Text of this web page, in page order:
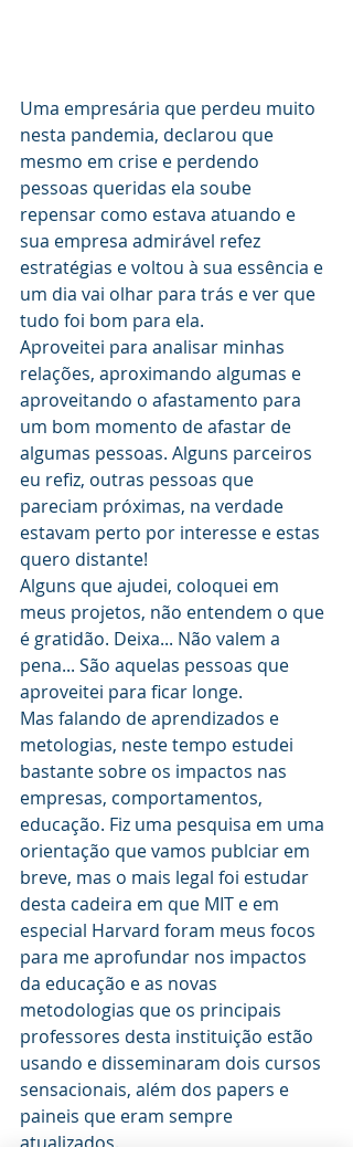
Uma empresária que perdeu muito
nesta pandemia, declarou que
mesmo em crise e perdendo
pessoas queridas ela soube
repensar como estava atuando e
sua empresa admirável refez
estratégias e voltou à sua essência e
um dia vai olhar para trás e ver que
tudo foi bom para ela.
Aproveitei para analisar minhas
relações, aproximando algumas e
aproveitando o afastamento para
um bom momento de afastar de
algumas pessoas. Alguns parceiros
eu refiz, outras pessoas que
pareciam próximas, na verdade
estavam perto por interesse e estas
quero distante!
Alguns que ajudei, coloquei em
meus projetos, não entendem o que
é gratidão. Deixa... Não valem a
pena... São aquelas pessoas que
aproveitei para ficar longe.
Mas falando de aprendizados e
metologias, neste tempo estudei
bastante sobre os impactos nas
empresas, comportamentos,
educação. Fiz uma pesquisa em uma
orientação que vamos publciar em
breve, mas o mais legal foi estudar
desta cadeira em que MIT e em
especial Harvard foram meus focos
para me aprofundar nos impactos
da educação e as novas
metodologias que os principais
professores desta instituição estão
usando e disseminaram dois cursos
sensacionais, além dos papers e
paineis que eram sempre
atualizados.